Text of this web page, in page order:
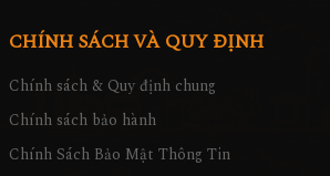
CHÍNH SÁCH VÀ QUY ĐỊNH
Chính sách & Quy định chung
Chính sách bảo hành
Chính Sách Bảo Mật Thông Tin